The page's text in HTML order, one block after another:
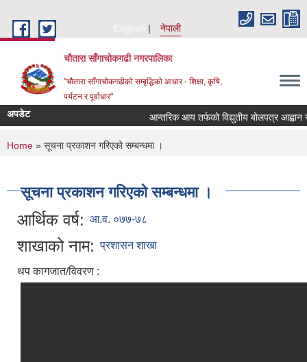
English
नेपाली
चौतारा साँगाचोकगढी नगरपालिका
"चौतारा साँगाचोकगढीको सम्बृद्धिको आधार - शिक्षा, कृषि,
पर्यटन र पूर्वाधार"
अपडेट आन्तरिक आय तर्फको विद्युतीय बोलपत्र आह्वान
You are here
Home » सूचना प्रकाशन गरिएको सम्बन्धमा ।
सूचना प्रकाशन गरिएको सम्बन्धमा ।
आर्थिक वर्ष: आ.व. ०७७-७८
शाखाको नाम: प्रशासन शाखा
थप कागजात/विवरण :